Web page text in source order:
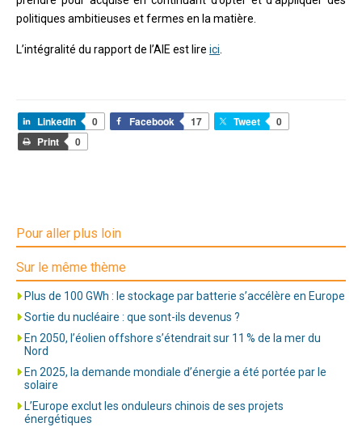
politiques ambitieuses et fermes en la matière.
L’intégralité du rapport de l’AIE est lire ici
LinkedIn 0 Facebook 17 Tweet
0
Print
0
Pour aller plus loin
Sur le même thème
Plus de 100 GWh : le stockage par batterie s’accélère en Europe
Sortie du nucléaire : que sont-ils devenus ?
En 2050, l’éolien offshore s’étendrait sur 11 % de la mer du
Nord
En 2025, la demande mondiale d’énergie a été portée par le
solaire
L’Europe exclut les onduleurs chinois de ses projets
énergétiques